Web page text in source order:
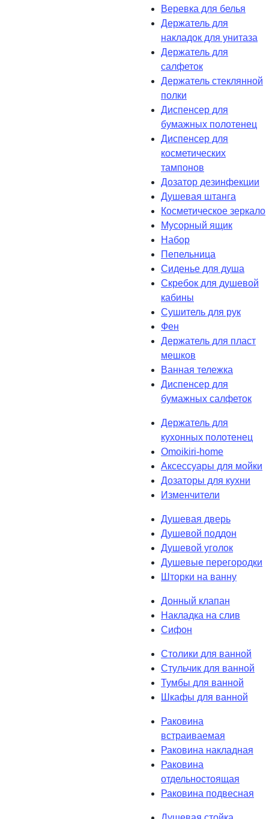
Веревка для белья
Держатель для
накладок для унитаза
Держатель для
салфеток
Держатель стеклянной
полки
Диспенсер для
бумажных полотенец
Диспенсер для
косметических
тампонов
Дозатор дезинфекции
Душевая штанга
Косметическое зеркало
Мусорный ящик
Набор
Пепельница
Сиденье для душа
Скребок для душевой
кабины
Сушитель для рук
Фен
Держатель для пласт
мешков
Ванная тележка
Диспенсер для
бумажных салфеток
Держатель для
кухонных полотенец
Omoikiri-home
Аксессуары для мойки
Дозаторы для кухни
Изменчители
Душевая дверь
Душевой поддон
Душевой уголок
Душевые перегородки
Шторки на ванну
Донный клапан
Накладка на слив
Сифон
Столики для ванной
Стульчик для ванной
Тумбы для ванной
Шкафы для ванной
Раковина
встраиваемая
Раковина накладная
Раковина
отдельностоящая
Раковина подвесная